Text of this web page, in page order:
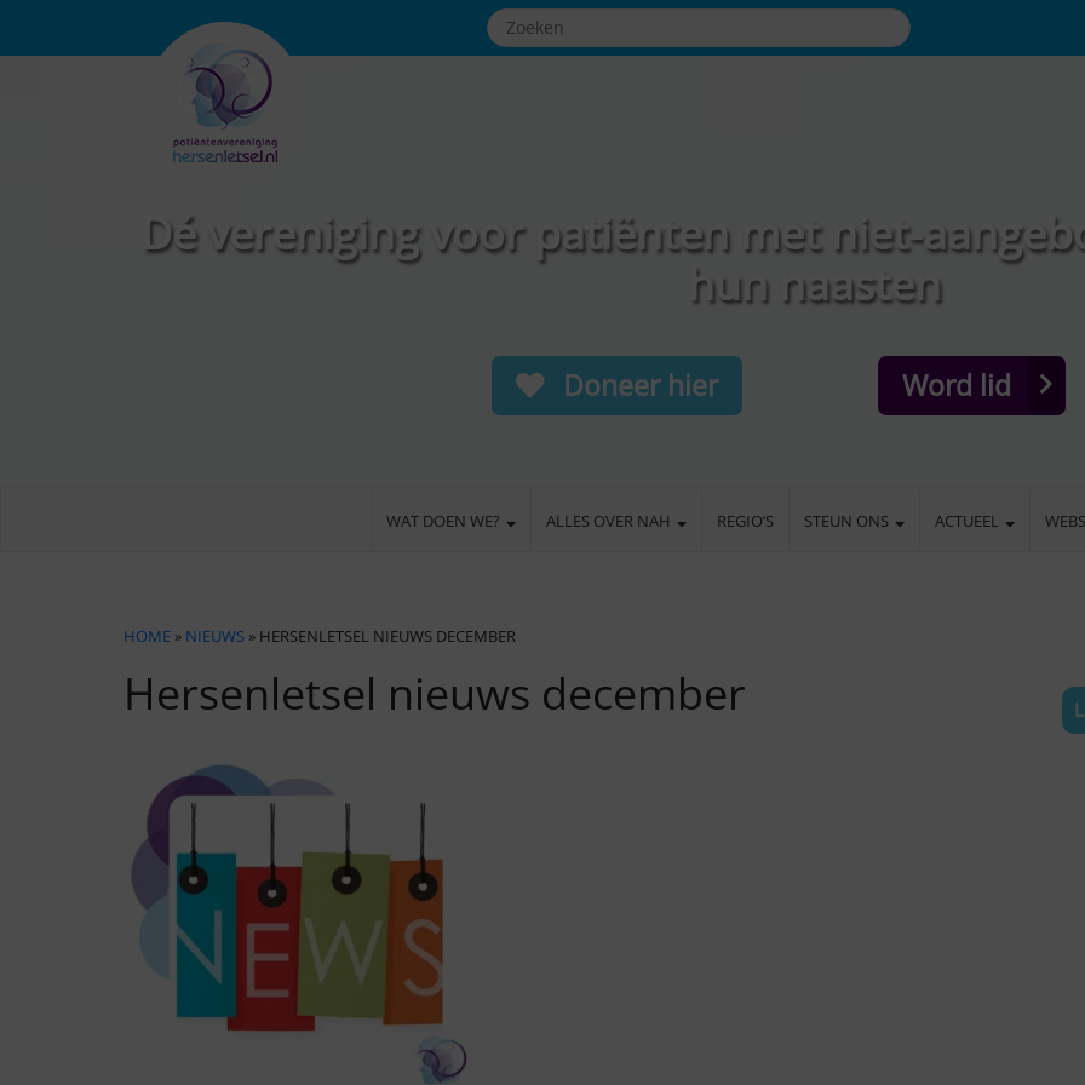
Dé vereniging voor patiënten met niet-
hun naasten
Doneer hier Word lid
WAT DOEN WE? ALLES OVER NAH REGIO’S STEUN ONS ACTUEEL
HOME » NIEUWS » HERSENLETSEL NIEUWS DECEMBER
Hersenletsel nieuws december